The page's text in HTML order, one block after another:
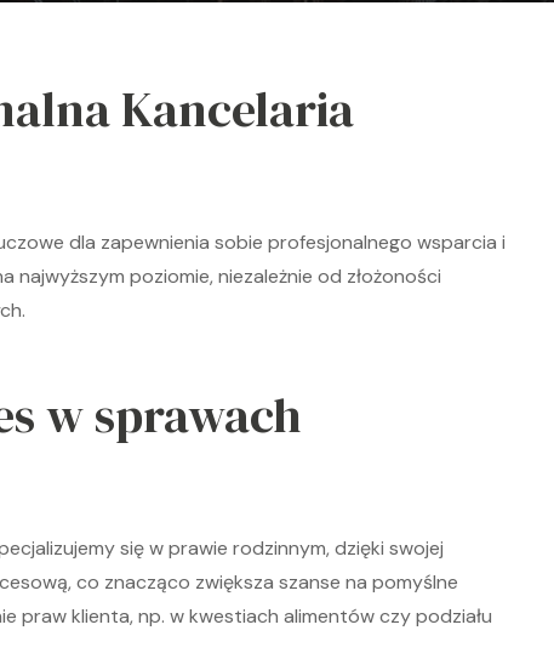
Kancelaria
dla zapewnienia sobie profesjonalnego wsparcia i
poziomie, niezależnie od złożoności
w sprawach
się w prawie rodzinnym, dzięki swojej
co znacząco zwiększa szanse na pomyślne
klienta, np. w kwestiach alimentów czy podziału